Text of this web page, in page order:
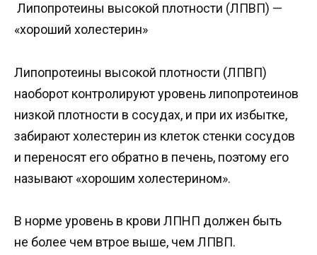
Липопротеины высокой плотности (ЛПВП) —
«хороший холестерин»
Липопротеины высокой плотности (ЛПВП)
наоборот контролируют уровень липопротеинов
низкой плотности в сосудах, и при их избытке,
забирают холестерин из клеток стенки сосудов
и переносят его обратно в печень, поэтому его
называют «хорошим холестерином».
В норме уровень в крови ЛПНП должен быть
не более чем втрое выше, чем ЛПВП.